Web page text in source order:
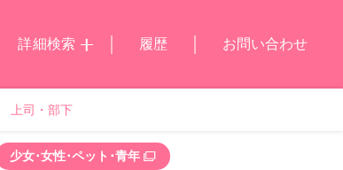
詳細検索
履歴 お問い合わせ
上司・部下
少女･女性･ペット･青年